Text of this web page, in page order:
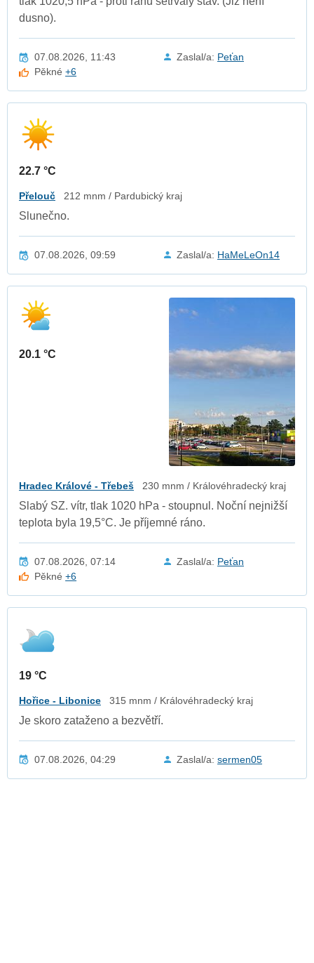
dusno).
07.08.2026, 11:43 Zaslal/a: Peťan
Pěkné+6
22.7 °C
Přelouč 212 mnm / Pardubický kraj
Slunečno.
07.08.2026, 09:59 Zaslal/a: HaMeLeOn14
20.1 °C
Hradec Králové - Třebeš 230 mnm / Královéhradecký kraj
Slabý SZ. vítr, tlak 1020 hPa - stoupnul. Noční nejnižší
teplota byla 19,5°C. Je příjemné ráno.
07.08.2026, 07:14 Zaslal/a: Peťan
Pěkné+6
19 °C
Hořice - Libonice 315 mnm / Královéhradecký kraj
Je skoro zataženo a bezvětří.
07.08.2026, 04:29 Zaslal/a: sermen05